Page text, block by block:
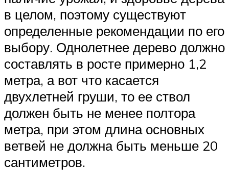
в целом, поэтому существуют
определенные рекомендации по его
выбору. Однолетнее дерево должно
составлять в росте примерно 1,2
метра, а вот что касается
двухлетней груши, то ее ствол
должен быть не менее полтора
метра, при этом длина основных
ветвей не должна быть меньше 20
сантиметров.